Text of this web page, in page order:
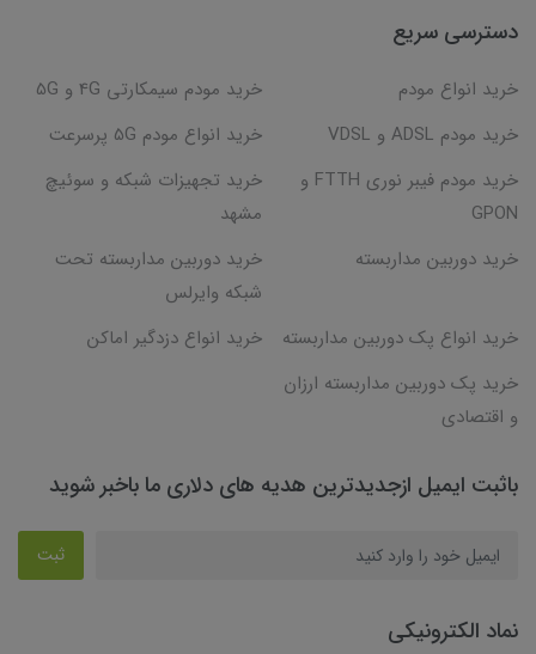
دسترسی سریع
خرید انواع مودم
خرید مودم سیمکارتی 4G و 5G
خرید مودم ADSL و VDSL
خرید انواع مودم 5G پرسرعت
خرید مودم فیبر نوری FTTH و
GPON
خرید تجهیزات شبکه و سوئیچ
مشهد
خرید دوربین مداربسته
خرید دوربین مداربسته تحت
شبکه وایرلس
خرید انواع پک دوربین مداربسته
خرید انواع دزدگیر اماکن
خرید پک دوربین مداربسته ارزان
و اقتصادی
باثبت ایمیل ازجدیدترین هدیه های دلاری ما باخبر شوید
ثبت
نماد الکترونیکی